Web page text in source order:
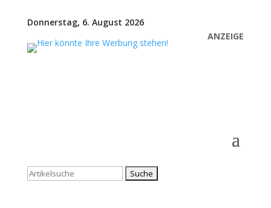
Donnerstag, 6. August 2026
ANZEIGE
Suchen